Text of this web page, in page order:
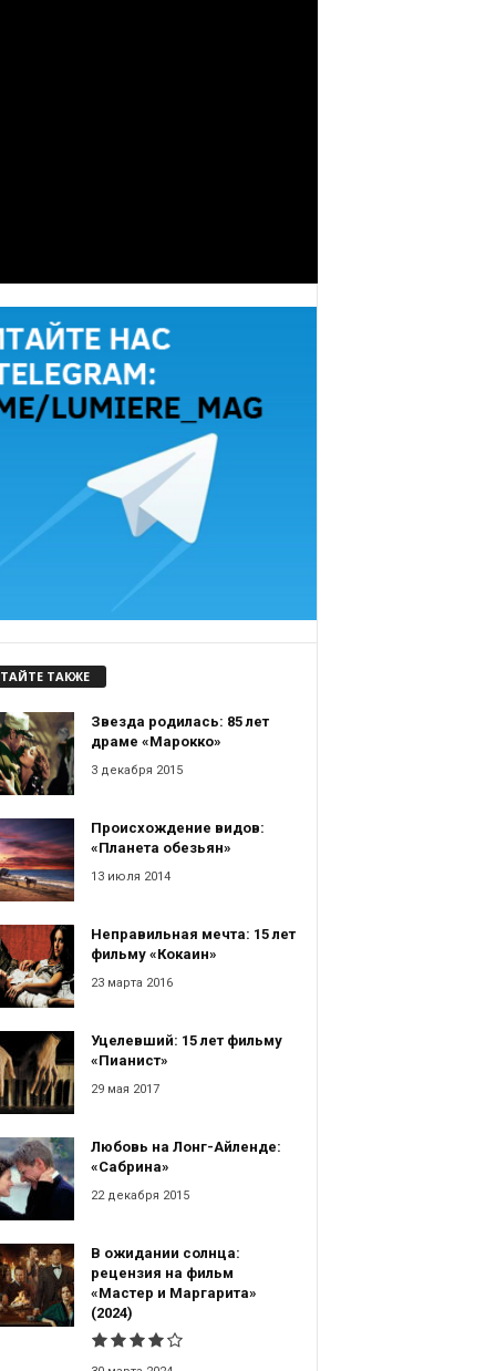
ТАКЖЕ
Звезда родилась: 85 лет
драме «Марокко»
3 декабря 2015
Происхождение видов:
«Планета обезьян»
13 июля 2014
Неправильная мечта: 15 лет
фильму «Кокаин»
23 марта 2016
Уцелевший: 15 лет фильму
«Пианист»
29 мая 2017
Любовь на Лонг-Айленде:
«Сабрина»
22 декабря 2015
В ожидании солнца:
рецензия на фильм
«Мастер и Маргарита»
(2024)